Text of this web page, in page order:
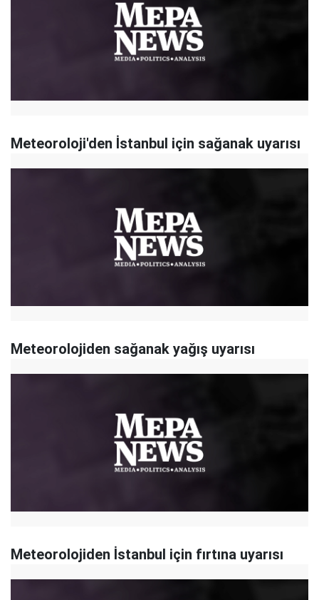
Meteoroloji'den İstanbul için sağanak uyarısı
Meteorolojiden sağanak yağış uyarısı
Meteorolojiden İstanbul için fırtına uyarısı